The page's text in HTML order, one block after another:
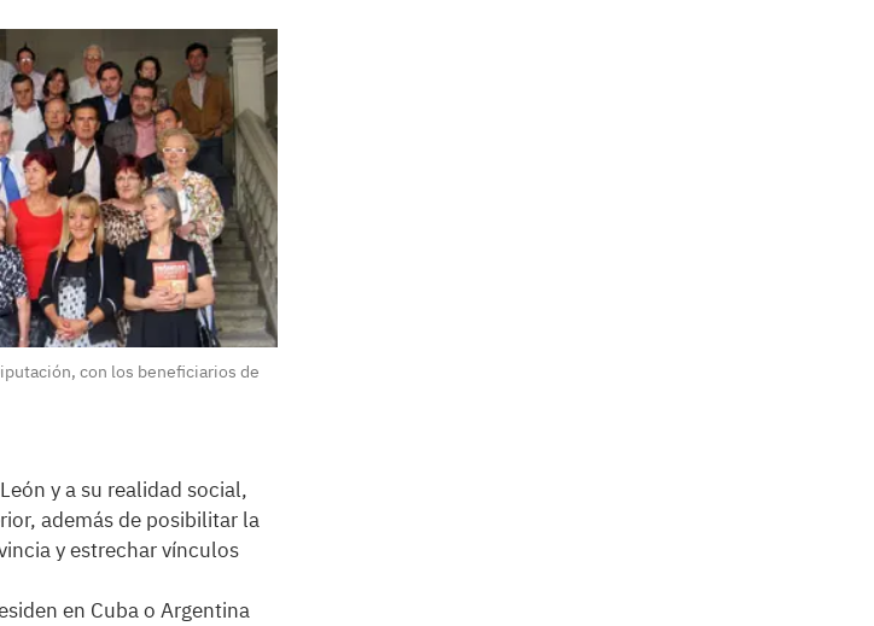
con los beneficiarios de
y a su realidad social,
además de posibilitar la
y estrechar vínculos
en Cuba o Argentina